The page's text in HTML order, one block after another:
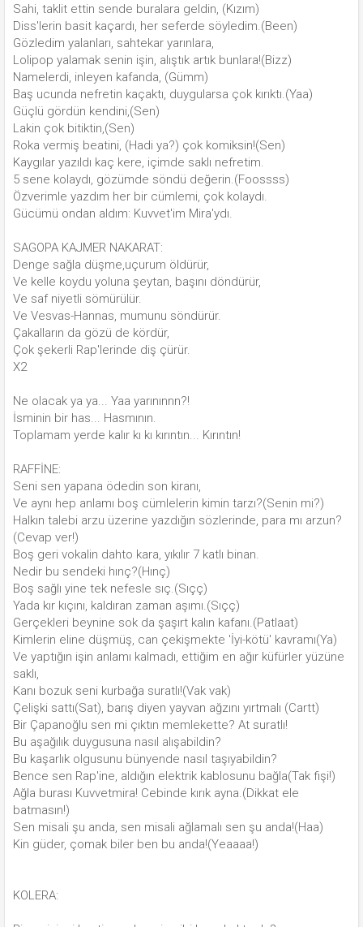
Sahi, taklit ettin sende buralara geldin, (Kızım)
Diss'lerin basit kaçardı, her seferde söyledim.(Been)
Gözledim yalanları, sahtekar yarınlara,
Lolipop yalamak senin işin, alıştık artık bunlara!(Bizz)
Namelerdi, inleyen kafanda, (Gümm)
Baş ucunda nefretin kaçaktı, duygularsa çok kırıktı.(Yaa)
Güçlü gördün kendini,(Sen)
Lakin çok bitiktin,(Sen)
Roka vermiş beatini, (Hadi ya?) çok komiksin!(Sen)
Kaygılar yazıldı kaç kere, içimde saklı nefretim.
5 sene kolaydı, gözümde söndü değerin.(Foossss)
Özverimle yazdım her bir cümlemi, çok kolaydı.
Gücümü ondan aldım: Kuvvet'im Mira'ydı.
SAGOPA KAJMER NAKARAT:
Denge sağla düşme,uçurum öldürür,
Ve kelle koydu yoluna şeytan, başını döndürür,
Ve saf niyetli sömürülür.
Ve Vesvas-Hannas, mumunu söndürür.
Çakalların da gözü de kördür,
Çok şekerli Rap'lerinde diş çürür.
X2
Ne olacak ya ya... Yaa yarınınnn?!
İsminin bir has... Hasmının.
Toplamam yerde kalır kı kı kırıntın... Kırıntın!
RAFFİNE:
Seni sen yapana ödedin son kiranı,
Ve aynı hep anlamı boş cümlelerin kimin tarzı?(Senin mi?)
Halkın talebi arzu üzerine yazdığın sözlerinde, para mı arzun?
(Cevap ver!)
Boş geri vokalin dahto kara, yıkılır 7 katlı binan.
Nedir bu sendeki hınç?(Hınç)
Boş sağlı yine tek nefesle sıç.(Sıçç)
Yada kır kıçını, kaldıran zaman aşımı.(Sıçç)
Gerçekleri beynine sok da şaşırt kalın kafanı.(Patlaat)
Kimlerin eline düşmüş, can çekişmekte 'İyi-kötü' kavramı(Ya)
Ve yaptığın işin anlamı kalmadı, ettiğim en ağır küfürler yüzüne
saklı,
Kanı bozuk seni kurbağa suratlı!(Vak vak)
Çelişki sattı(Sat), barış diyen yayvan ağzını yırtmalı (Cartt)
Bir Çapanoğlu sen mi çıktın memlekette? At suratlı!
Bu aşağılık duygusuna nasıl alışabildin?
Bu kaşarlık olgusunu bünyende nasıl taşıyabildin?
Bence sen Rap'ine, aldığın elektrik kablosunu bağla(Tak fişi!)
Ağla burası Kuvvetmira! Cebinde kırık ayna.(Dikkat ele
batmasın!)
Sen misali şu anda, sen misali ağlamalı sen şu anda!(Haa)
Kin güder, çomak biler ben bu anda!(Yeaaaa!)
KOLERA: